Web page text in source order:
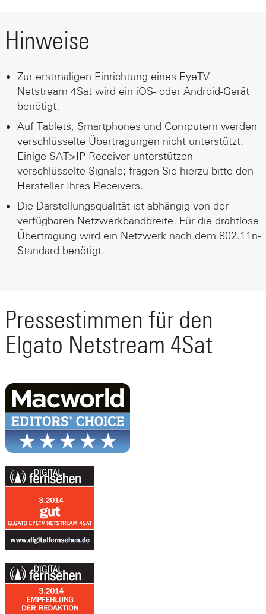
Hinweise
Zur erstmaligen Einrichtung eines EyeTV
Netstream 4Sat wird ein iOS- oder Android-Gerät
benötigt.
Auf Tablets, Smartphones und Computern werden
verschlüsselte Übertragungen nicht unterstützt.
Einige SAT>IP-Receiver unterstützen
verschlüsselte Signale; fragen Sie hierzu bitte den
Hersteller Ihres Receivers.
Die Darstellungsqualität ist abhängig von der
verfügbaren Netzwerkbandbreite. Für die drahtlose
Übertragung wird ein Netzwerk nach dem 802.11n-
Standard benötigt.
Pressestimmen für den
Elgato Netstream 4Sat